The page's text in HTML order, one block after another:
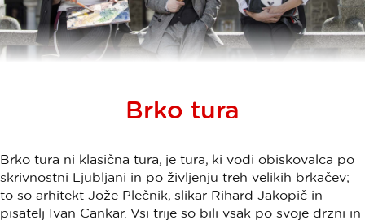
Brko tura
Brko tura ni klasična tura, je tura, ki vodi obiskovalca po
skrivnostni Ljubljani in po življenju treh velikih brkačev;
to so arhitekt Jože Plečnik, slikar Rihard Jakopič in
pisatelj Ivan Cankar. Vsi trije so bili vsak po svoje drzni in